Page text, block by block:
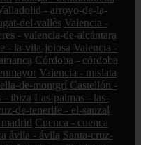
- arroyo-de-la-
del-vallès Valencia -
- valencia-de-alcántara
- la-vila-joiosa Valencia -
Córdoba - córdoba
Valencia - mislata
de-montgrí Castellón -
- ibiza Las-palmas - las-
de-tenerife - el-sauzal
Cuenca - cuenca
ávila - ávila Santa-cruz-